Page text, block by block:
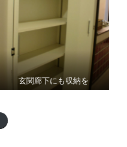
玄関廊下にも収納を